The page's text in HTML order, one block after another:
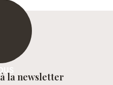
la newsletter